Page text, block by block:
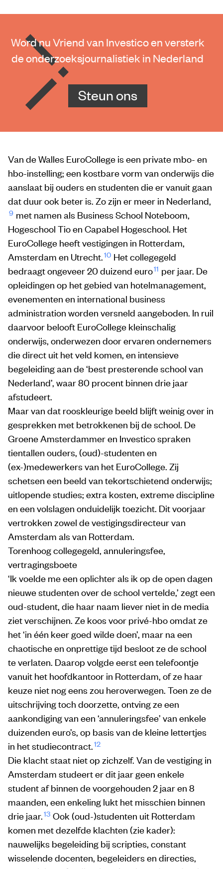
Word nu Vriend van Investico en versterk
de onderzoeksjournalistiek in Nederland
Steun ons
Van de Walles EuroCollege is een private mbo- en
hbo-instelling; een kostbare vorm van onderwijs die
aanslaat bij ouders en studenten die er vanuit gaan
dat duur ook beter is. Zo zijn er meer in Nederland,
9 met namen als Business School Noteboom,
Hogeschool Tio en Capabel Hogeschool. Het
EuroCollege heeft vestigingen in Rotterdam,
Amsterdam en Utrecht.10 Het collegegeld
bedraagt ongeveer 20 duizend euro11 per jaar. De
opleidingen op het gebied van hotelmanagement,
evenementen en international business
administration worden versneld aangeboden. In ruil
daarvoor belooft EuroCollege kleinschalig
onderwijs, onderwezen door ervaren ondernemers
die direct uit het veld komen, en intensieve
begeleiding aan de ‘best presterende school van
Nederland’, waar 80 procent binnen drie jaar
afstudeert.
Maar van dat rooskleurige beeld blijft weinig over in
gesprekken met betrokkenen bij de school. De
Groene Amsterdammeren Investico spraken
tientallen ouders, (oud)-studenten en
(ex-)medewerkers van het EuroCollege. Zij
schetsen een beeld van tekortschietend onderwijs;
uitlopende studies; extra kosten, extreme discipline
en een volslagen onduidelijk toezicht. Dit voorjaar
vertrokken zowel de vestigingsdirecteur van
Amsterdam als van Rotterdam.
Torenhoog collegegeld, annuleringsfee,
vertragingsboete
‘Ik voelde me een oplichter als ik op de open dagen
nieuwe studenten over de school vertelde,’ zegt een
oud-student, die haar naam liever niet in de media
ziet verschijnen. Ze koos voor privé-hbo omdat ze
het ‘in één keer goed wilde doen’, maar na een
chaotische en onprettige tijd besloot ze de school
te verlaten. Daarop volgde eerst een telefoontje
vanuit het hoofdkantoor in Rotterdam, of ze haar
keuze niet nog eens zou heroverwegen. Toen ze de
uitschrijving toch doorzette, ontving ze een
aankondiging van een ‘annuleringsfee’ van enkele
duizenden euro’s, op basis van de kleine lettertjes
in het studiecontract.12
Die klacht staat niet op zichzelf. Van de vestiging in
Amsterdam studeert er dit jaar geen enkele
student af binnen de voorgehouden 2 jaar en 8
maanden, een enkeling lukt het misschien binnen
drie jaar.13 Ook (oud-)studenten uit Rotterdam
komen met dezelfde klachten (zie kader):
nauwelijks begeleiding bij scripties, constant
wisselende docenten, begeleiders en directies,